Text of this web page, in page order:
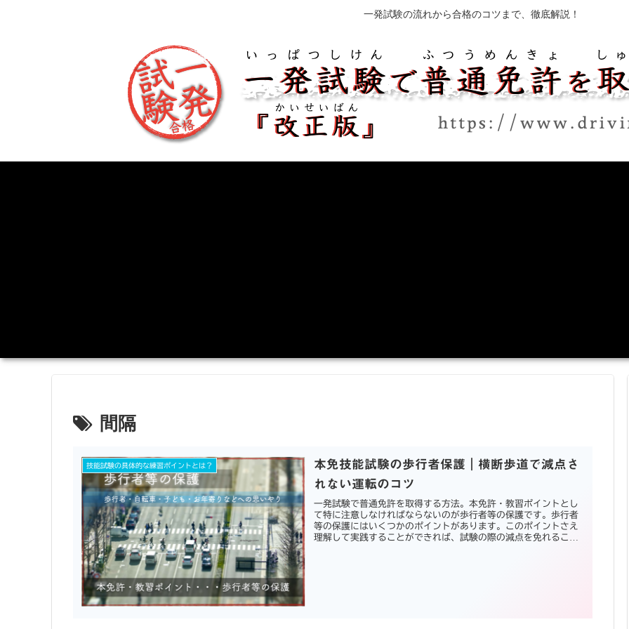
一発試験の流れから合格のコツまで、徹底解説！
間隔
技能試験の具体的な練習ポイントとは？
本免技能試験の歩行者保護｜横断歩道で減点さ
れない運転のコツ
一発試験で普通免許を取得する方法。本免許・教習ポイントとし
て特に注意しなければならないのが歩行者等の保護です。歩行者
等の保護にはいくつかのポイントがあります。このポイントさえ
理解して実践することができれば、試験の際の減点を免れること